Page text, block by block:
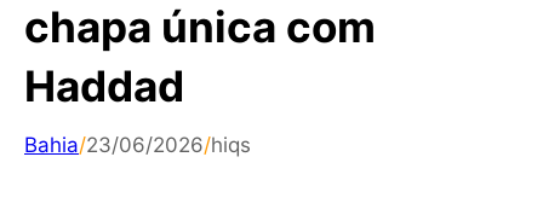
chapa única com
Haddad
Bahia/23/06/2026/hiqs